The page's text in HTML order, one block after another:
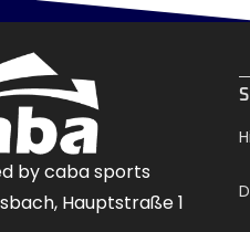
by caba sports
Hauptstraße 1